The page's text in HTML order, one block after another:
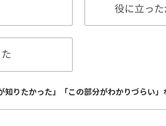
役に立っ
知りたかった」「この部分がわかりづらい」